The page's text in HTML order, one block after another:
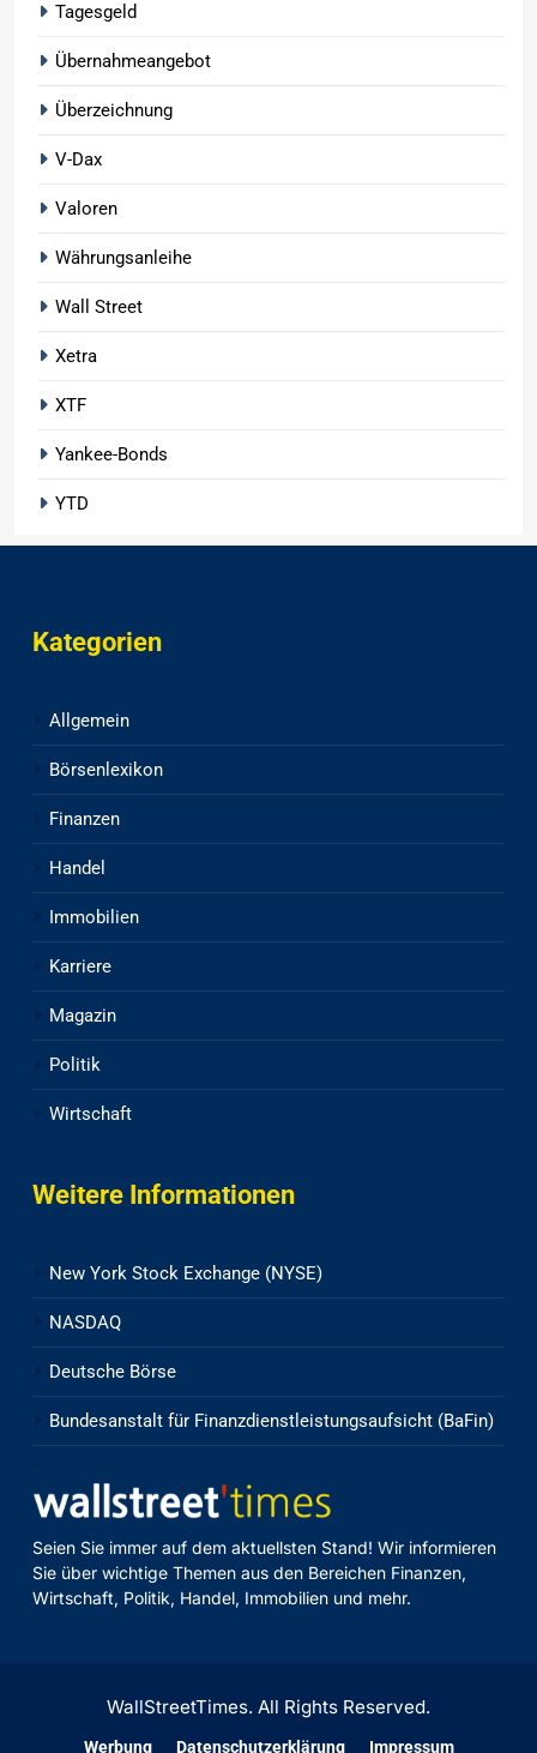
Tagesgeld
Übernahmeangebot
Überzeichnung
V-Dax
Valoren
Währungsanleihe
Wall Street
Xetra
XTF
Yankee-Bonds
YTD
Kategorien
Allgemein
Börsenlexikon
Finanzen
Handel
Immobilien
Karriere
Magazin
Politik
Wirtschaft
Weitere Informationen
New York Stock Exchange (NYSE)
NASDAQ
Deutsche Börse
Bundesanstalt für Finanzdienstleistungsaufsicht (BaFin)
Seien Sie immer auf dem aktuellsten Stand! Wir informieren
Sie über wichtige Themen aus den Bereichen Finanzen,
Wirtschaft, Politik, Handel, Immobilien und mehr.
WallStreetTimes. All Rights Reserved.
Werbung Datenschutzerklärung Impressum